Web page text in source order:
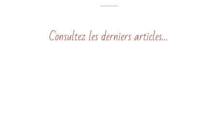
Consultez les derniers articles…